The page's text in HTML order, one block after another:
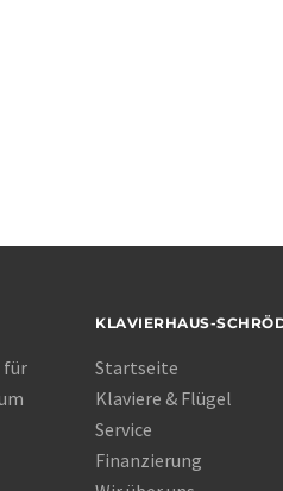
für
KLAVIERHAUS-
Startseite
Klaviere & Flügel
Service
Finanzierung